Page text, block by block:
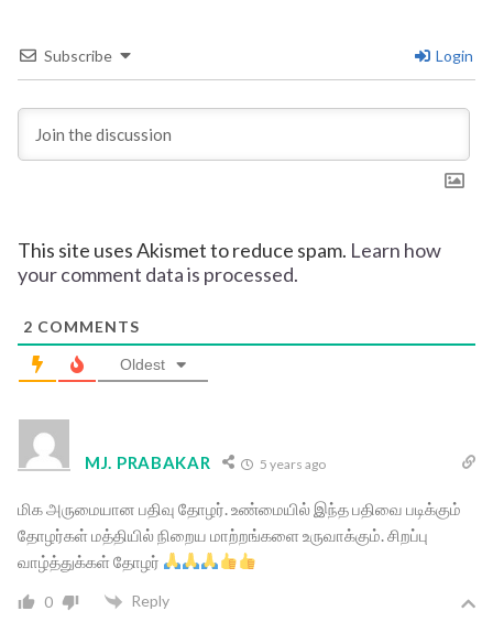
Subscribe Login
This site uses Akismet to reduce spam. Learn how
your comment data is processed.
2 COMMENTS
Oldest
MJ. PRABAKAR 5 years ago
மிக அருமையான பதிவு தோழர். உண்மையில் இந்த பதிவை படிக்கும்
தோழர்கள் மத்தியில் நிறைய மாற்றங்களை உருவாக்கும். சிறப்பு
வாழ்த்துக்கள் தோழர்
0 Reply